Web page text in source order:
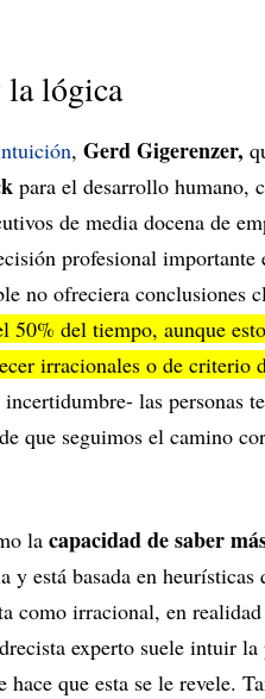
la lógica
, Gerd Gigerenzer,
para el desarrollo humano,
de media docena de
profesional importante
no ofreciera conclusiones
50% del tiempo, aunque
irracionales o de criterio
las personas
que seguimos el camino
la capacidad de saber
y está basada en heurísticas
como irracional, en
experto suele intuir
que esta se le revele.